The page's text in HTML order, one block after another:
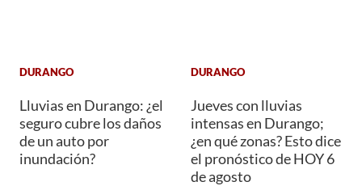
DURANGO
Lluvias en Durango: ¿el
seguro cubre los daños
de un auto por
inundación?
DURANGO
Jueves con lluvias
intensas en Durango;
¿en qué zonas? Esto dice
el pronóstico de HOY 6
de agosto